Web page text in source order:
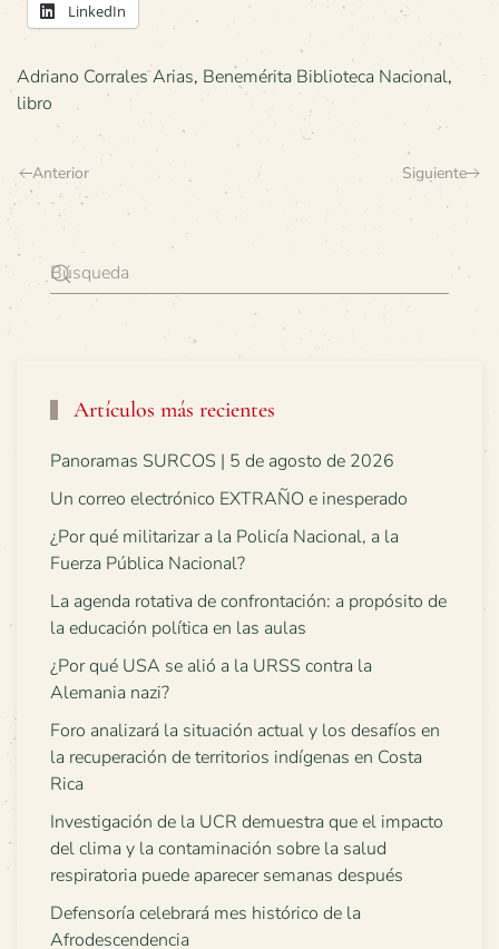
LinkedIn
Adriano Corrales Arias, Benemérita Biblioteca Nacional,
libro
Anterior Siguiente
Artículos más recientes
Panoramas SURCOS | 5 de agosto de 2026
Un correo electrónico EXTRAÑO e inesperado
¿Por qué militarizar a la Policía Nacional, a la
Fuerza Pública Nacional?
La agenda rotativa de confrontación: a propósito de
la educación política en las aulas
¿Por qué USA se alió a la URSS contra la
Alemania nazi?
Foro analizará la situación actual y los desafíos en
la recuperación de territorios indígenas en Costa
Rica
Investigación de la UCR demuestra que el impacto
del clima y la contaminación sobre la salud
respiratoria puede aparecer semanas después
Defensoría celebrará mes histórico de la
Afrodescendencia